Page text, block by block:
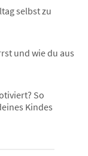
selbst zu
und wie du aus
So
Kindes